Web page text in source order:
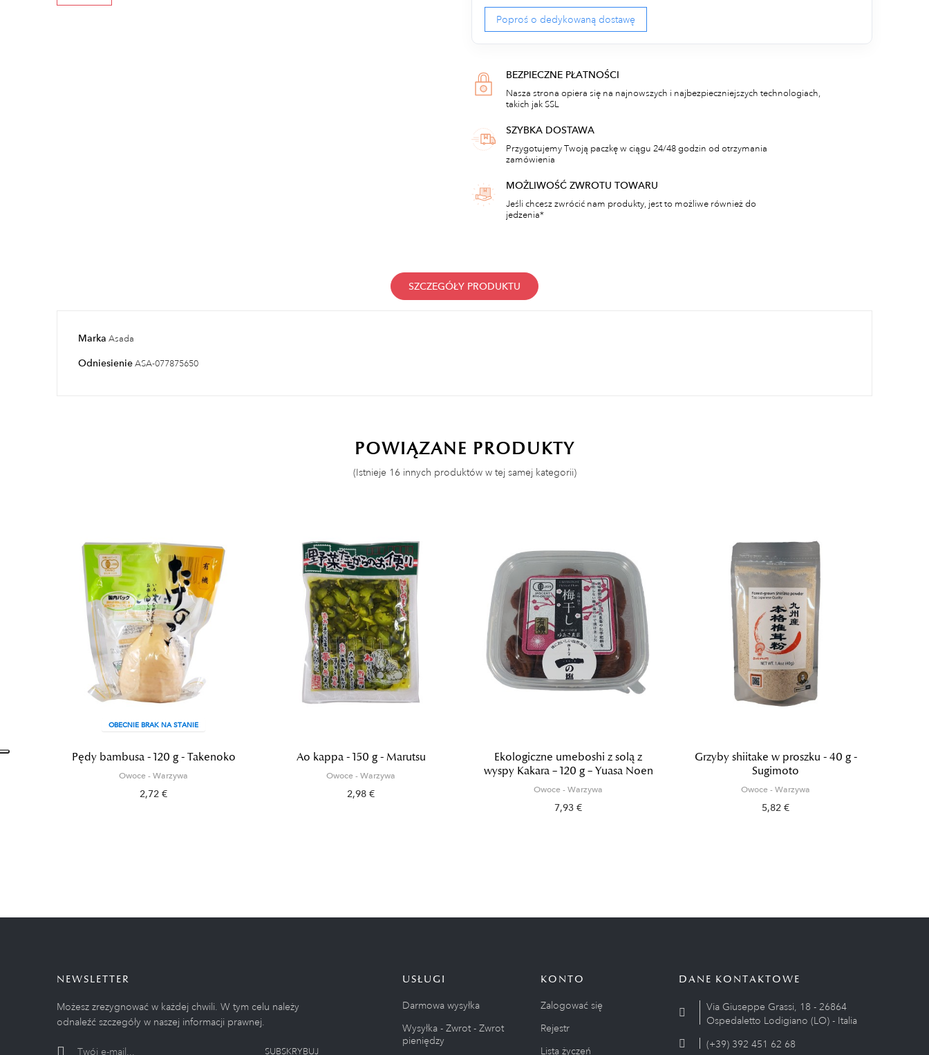
Poproś o dedykowaną dostawę
BEZPIECZNE PŁATNOŚCI
Nasza strona opiera się na najnowszych i najbezpieczniejszych technologiach,
takich jak SSL
SZYBKA DOSTAWA
Przygotujemy Twoją paczkę w ciągu 24/48 godzin od otrzymania
zamówienia
MOŻLIWOŚĆ ZWROTU TOWARU
Jeśli chcesz zwrócić nam produkty, jest to możliwe również do
jedzenia*
SZCZEGÓŁY PRODUKTU
Marka Asada
OdniesienieASA-077875650
POWIĄZANE PRODUKTY
(Istnieje 16 innych produktów w tej samej kategorii)
OBECNIE BRAK NA STANIE
Pędy bambusa - 120 g - Takenoko
Owoce - Warzywa
2,72 €
Ao kappa - 150 g - Marutsu
Owoce - Warzywa
2,98 €
Ekologiczne umeboshi z solą z
wyspy Kakara – 120 g – Yuasa Noen
Owoce - Warzywa
7,93 €
Grzyby shiitake w proszku - 40 g -
Sugimoto
Owoce - Warzywa
5,82 €
NEWSLETTER
Możesz zrezygnować w każdej chwili. W tym celu należy
odnaleźć szczegóły w naszej informacji prawnej.
SUBSKRYBUJ
USŁUGI
Darmowa wysyłka
Wysyłka - Zwrot - Zwrot
pieniędzy
KONTO
Zalogować się
Rejestr
Lista życzeń
DANE KONTAKTOWE
Via Giuseppe Grassi, 18 - 26864
Ospedaletto Lodigiano (LO) - Italia
(+39) 392 451 62 68